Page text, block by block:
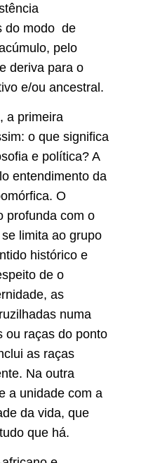
do modo de
pelo
deriva para o
e/ou ancestral.
a primeira
o que significa
e política? A
entendimento da
O
profunda com o
limita ao grupo
histórico e
de o
as
numa
ou raças do ponto
as raças
Na outra
a unidade com a
da vida, que
que há.